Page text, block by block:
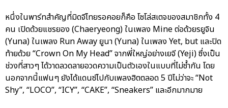
หนึ่งในพาร์ทสำคัญที่มิดจีไทยรอคอยก็คือ โซโล่สเตจของสมาชิกทั้ง 4
คน เปิดด้วยแชรยอง (Chaeryeong) ในเพลง Mine ต่อด้วยรยูจิน
(Yuna) ในเพลง Run Away ยูนา (Yuna) ในเพลง Yet, but และปิด
ท้ายด้วย “Crown On My Head” จากพี่ใหญ่อย่างเยจี (Yeji) ซึ่งเป็น
ช่วงที่สาวๆ ได้วาดลวดลายอวดความเป็นตัวเองในแบบที่ไม่ซ้ำกัน โดย
นอกจากนี้แฟนๆ ยังได้แดนซ์ไปกับเพลงฮิตตลอด 5 ปีไม่ว่าจะ “Not
Shy”, “LOCO”, “ICY”, “CAKE”, “Sneakers” และอีกมากมาย